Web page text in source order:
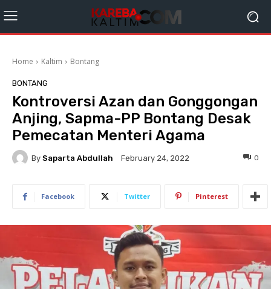
Home Kaltim Bontang
BONTANG
Kontroversi Azan dan Gonggongan
Anjing, Sapma-PP Bontang Desak
Pemecatan Menteri Agama
By Saparta Abdullah February 24, 2022 0
Facebook Twitter Pinterest